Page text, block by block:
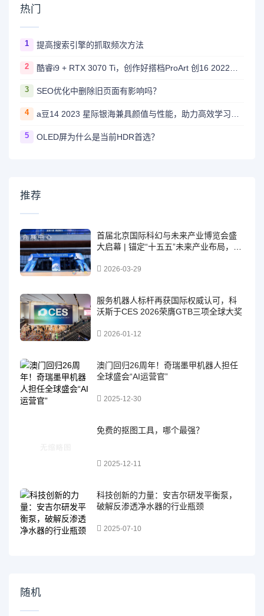
热门
1 提高搜索引擎的抓取频次方法
2
3 SEO优化中删除旧页面有影响吗？
4
5 OLED屏为什么是当前HDR首选？
推荐
首届北京国际科幻与未来产业博览会盛
大启幕 | 锚定“十五五”未来产业布局，以
展新支点
2026-03-29
服务机器人标杆再获国际权威认可，科
沃斯于CES 2026荣膺GTB三项全球大奖
2026-01-12
澳门回归26周年！奇瑞墨甲机器人担任
全球盛会“AI运营官”
2025-12-30
免费的抠图工具，哪个最强？
2025-12-11
科技创新的力量：安吉尔研发平衡泵，
破解反渗透净水器的行业瓶颈
2025-07-10
随机